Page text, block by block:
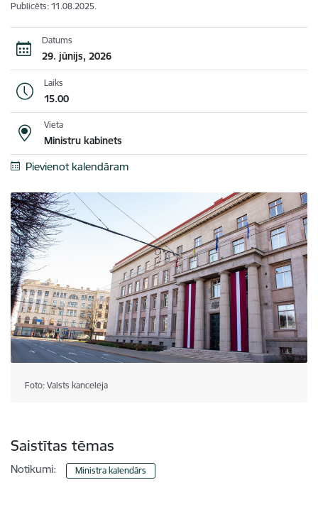
Publicēts: 11.08.2025.
Datums
29. jūnijs, 2026
Laiks
15.00
Vieta
Ministru kabinets
Pievienot kalendāram
Foto: Valsts kanceleja
Saistītas tēmas
Notikumi: Ministra kalendārs